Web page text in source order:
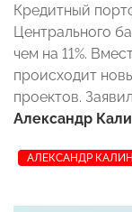
Кредитный
Центрального
чем на 11%.
происходит
проектов.
Александр
АЛЕКСАНДР